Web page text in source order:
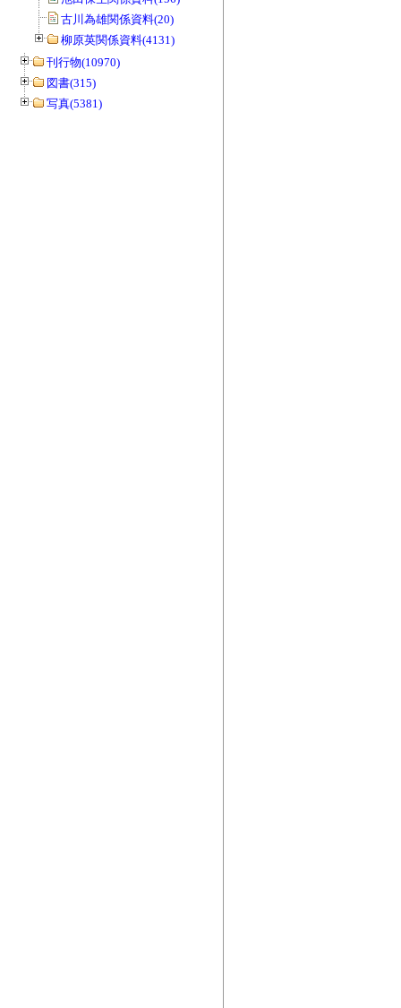
古川為雄関係資料(20)
柳原英関係資料(4131)
刊行物(10970)
図書(315)
写真(5381)